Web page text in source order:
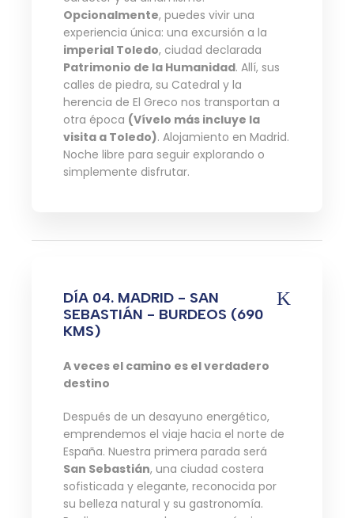
Opcionalmente, puedes vivir una
experiencia única: una excursión a la
imperial Toledo, ciudad declarada
Patrimonio de la Humanidad. Allí, sus
calles de piedra, su Catedral y la
herencia de El Greco nos transportan a
otra época (Vívelo más incluye la
visita a Toledo). Alojamiento en Madrid.
Noche libre para seguir explorando o
simplemente disfrutar.
DÍA 04. MADRID - SAN
SEBASTIÁN - BURDEOS (690
KMS)
A veces el camino es el verdadero
destino
Después de un desayuno energético,
emprendemos el viaje hacia el norte de
España. Nuestra primera parada será
San Sebastián, una ciudad costera
sofisticada y elegante, reconocida por
su belleza natural y su gastronomía.